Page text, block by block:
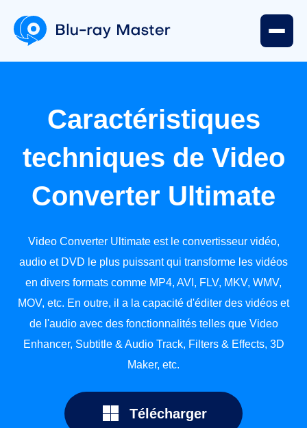
Caractéristiques
techniques de Video
Converter Ultimate
Video Converter Ultimate est le convertisseur vidéo,
audio et DVD le plus puissant qui transforme les vidéos
en divers formats comme MP4, AVI, FLV, MKV, WMV,
MOV, etc. En outre, il a la capacité d'éditer des vidéos et
de l'audio avec des fonctionnalités telles que Video
Enhancer, Subtitle & Audio Track, Filters & Effects, 3D
Maker, etc.
Télécharger